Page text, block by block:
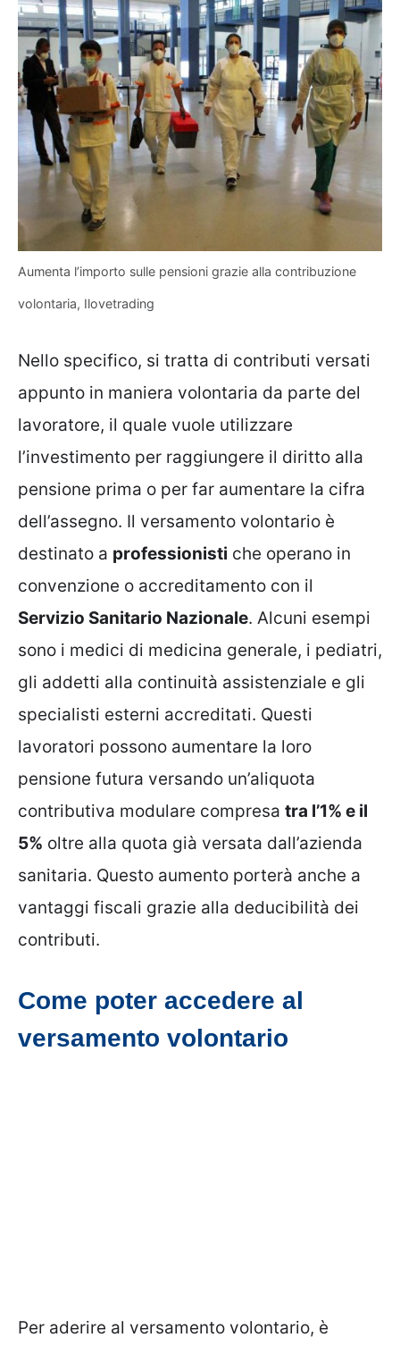
Aumenta l’importo sulle pensioni grazie alla contribuzione
volontaria, Ilovetrading
Nello specifico, si tratta di contributi versati
appunto in maniera volontaria da parte del
lavoratore, il quale vuole utilizzare
l’investimento per raggiungere il diritto alla
pensione prima o per far aumentare la cifra
dell’assegno. Il versamento volontario è
destinato a professionisti che operano in
convenzione o accreditamento con il
Servizio Sanitario Nazionale. Alcuni esempi
sono i medici di medicina generale, i pediatri,
gli addetti alla continuità assistenziale e gli
specialisti esterni accreditati. Questi
lavoratori possono aumentare la loro
pensione futura versando un’aliquota
contributiva modulare compresa tra l’1% e il
5% oltre alla quota già versata dall’azienda
sanitaria. Questo aumento porterà anche a
vantaggi fiscali grazie alla deducibilità dei
contributi.
Come poter accedere al
versamento volontario
Per aderire al versamento volontario, è